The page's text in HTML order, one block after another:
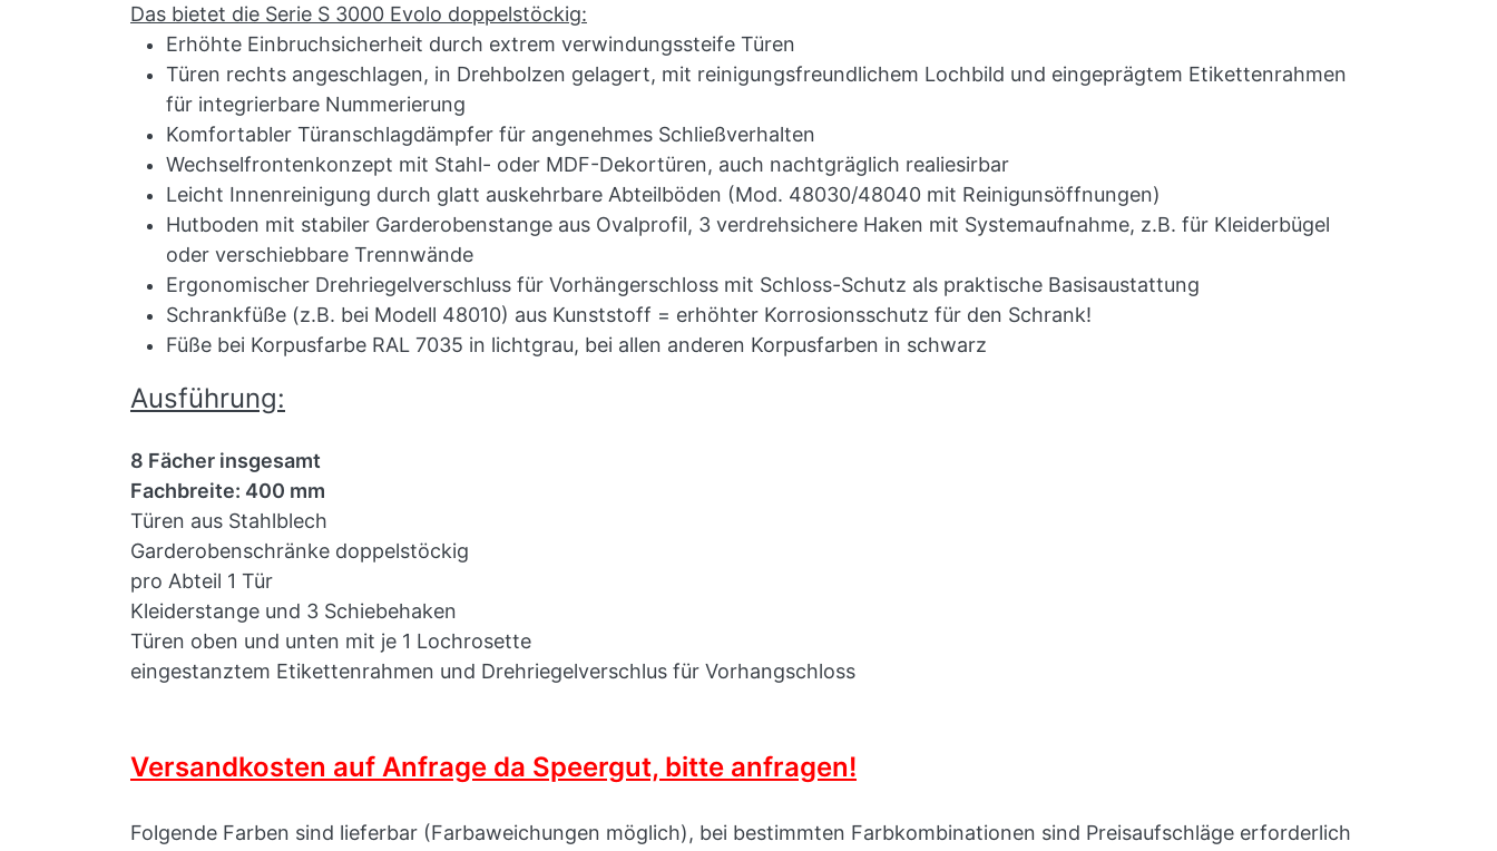
Das bietet die Serie S 3000 Evolo doppelstöckig:
Erhöhte Einbruchsicherheit durch extrem verwindungssteife Türen
Türen rechts angeschlagen, in Drehbolzen gelagert, mit reinigungsfreundlichem Lochbild und eingeprägtem Etikettenrahmen
für integrierbare Nummerierung
Komfortabler Türanschlagdämpfer für angenehmes Schließverhalten
Wechselfrontenkonzept mit Stahl- oder MDF-Dekortüren, auch nachtgräglich realiesirbar
Leicht Innenreinigung durch glatt auskehrbare Abteilböden (Mod. 48030/48040 mit Reinigunsöffnungen)
Hutboden mit stabiler Garderobenstange aus Ovalprofil, 3 verdrehsichere Haken mit Systemaufnahme, z.B. für Kleiderbügel
oder verschiebbare Trennwände
Ergonomischer Drehriegelverschluss für Vorhängerschloss mit Schloss-Schutz als praktische Basisaustattung
Schrankfüße (z.B. bei Modell 48010) aus Kunststoff = erhöhter Korrosionsschutz für den Schrank!
Füße bei Korpusfarbe RAL 7035 in lichtgrau, bei allen anderen Korpusfarben in schwarz
Ausführung:
8 Fächer insgesamt
Fachbreite: 400 mm
Türen aus Stahlblech
Garderobenschränke doppelstöckig
pro Abteil 1 Tür
Kleiderstange und 3 Schiebehaken
Türen oben und unten mit je 1 Lochrosette
eingestanztem Etikettenrahmen und Drehriegelverschlus für Vorhangschloss
Versandkosten auf Anfrage da Speergut, bitte anfragen!
Folgende Farben sind lieferbar (Farbaweichungen möglich), bei bestimmten Farbkombinationen sind Preisaufschläge erforderlich